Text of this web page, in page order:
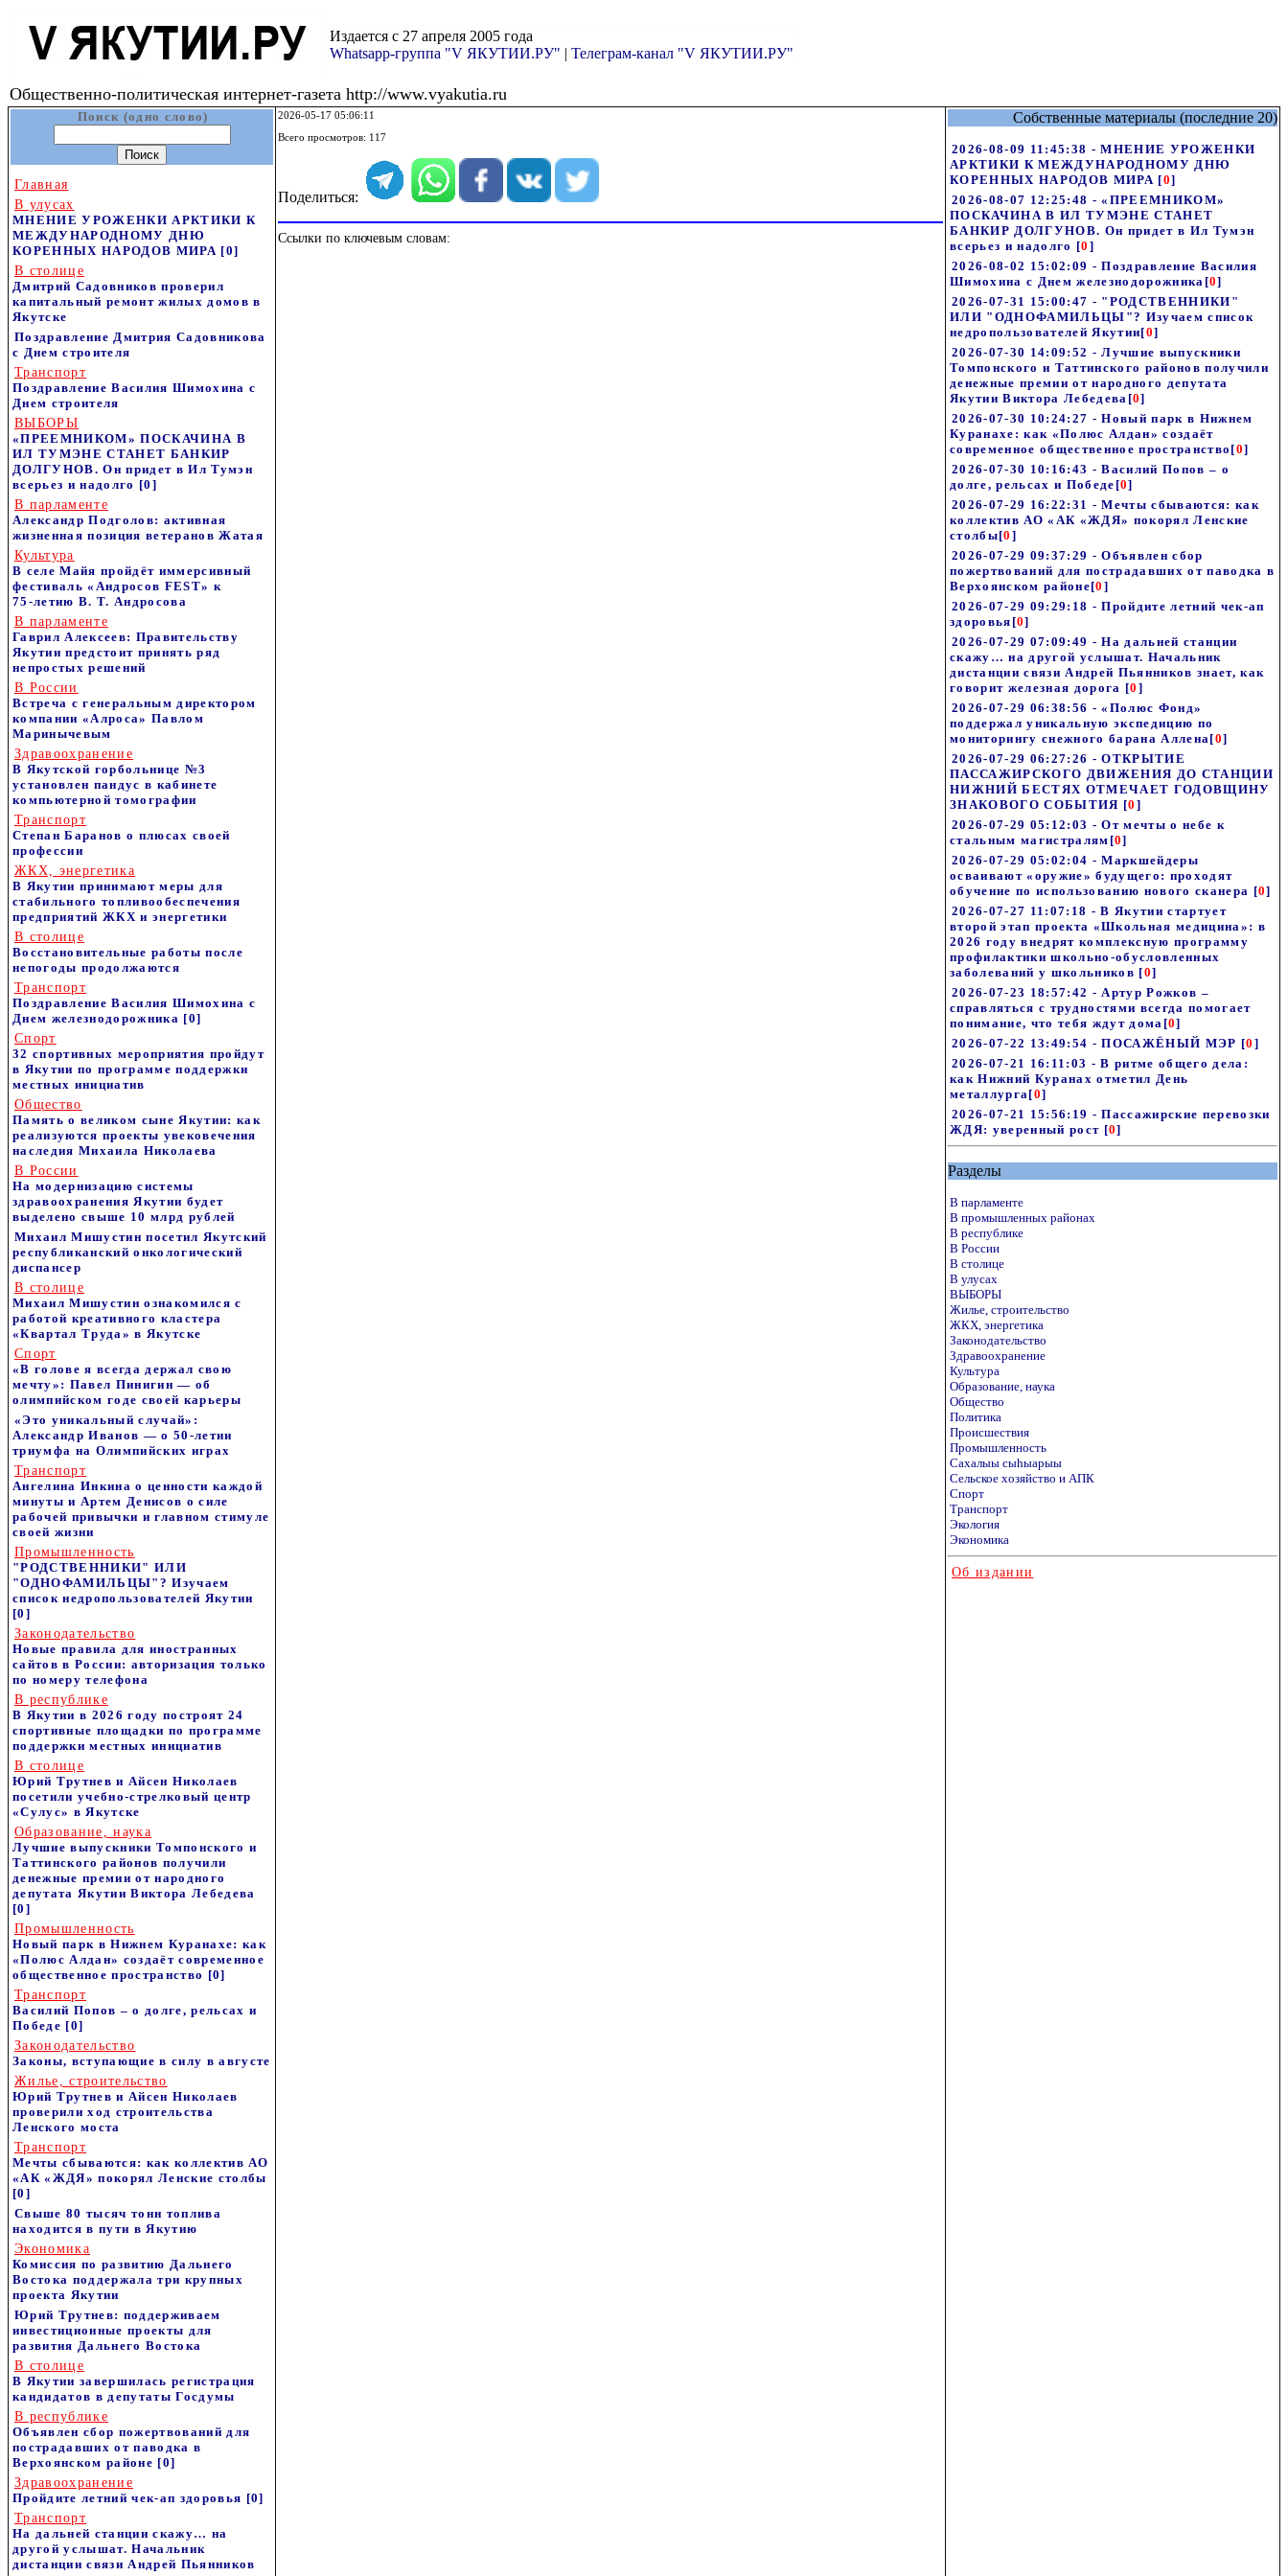
Издается с 27 апреля 2005 года
Whatsapp-группа "V ЯКУТИИ.РУ" | Телеграм-канал "V ЯКУТИИ.РУ"
Общественно-политическая интернет-газета http://www.vyakutia.ru
Поиск (одно слово)
Главная
В улусах
МНЕНИЕ УРОЖЕНКИ АРКТИКИ К
МЕЖДУНАРОДНОМУ ДНЮ
КОРЕННЫХ НАРОДОВ МИРА [0]
В столице
Дмитрий Садовников проверил
капитальный ремонт жилых домов в
Якутске
Поздравление Дмитрия Садовникова
с Днем строителя
Транспорт
Поздравление Василия Шимохина с
Днем строителя
ВЫБОРЫ
«ПРЕЕМНИКОМ» ПОСКАЧИНА В
ИЛ ТУМЭНЕ СТАНЕТ БАНКИР
ДОЛГУНОВ. Он придет в Ил Тумэн
всерьез и надолго [0]
В парламенте
Александр Подголов: активная
жизненная позиция ветеранов Жатая
Культура
В селе Майя пройдёт иммерсивный
фестиваль «Андросов FEST» к
75‑летию В. Т. Андросова
В парламенте
Гаврил Алексеев: Правительству
Якутии предстоит принять ряд
непростых решений
В России
Встреча с генеральным директором
компании «Алроса» Павлом
Маринычевым
Здравоохранение
В Якутской горбольнице №3
установлен пандус в кабинете
компьютерной томографии
Транспорт
Степан Баранов о плюсах своей
профессии
ЖКХ, энергетика
В Якутии принимают меры для
стабильного топливообеспечения
предприятий ЖКХ и энергетики
В столице
Восстановительные работы после
непогоды продолжаются
Транспорт
Поздравление Василия Шимохина с
Днем железнодорожника [0]
Спорт
32 спортивных мероприятия пройдут
в Якутии по программе поддержки
местных инициатив
Общество
Память о великом сыне Якутии: как
реализуются проекты увековечения
наследия Михаила Николаева
В России
На модернизацию системы
здравоохранения Якутии будет
выделено свыше 10 млрд рублей
Михаил Мишустин посетил Якутский
республиканский онкологический
диспансер
В столице
Михаил Мишустин ознакомился с
работой креативного кластера
«Квартал Труда» в Якутске
Спорт
«В голове я всегда держал свою
мечту»: Павел Пинигин — об
олимпийском годе своей карьеры
«Это уникальный случай»:
Александр Иванов — о 50-летии
триумфа на Олимпийских играх
Транспорт
Ангелина Инкина о ценности каждой
минуты и Артем Денисов о силе
рабочей привычки и главном стимуле
своей жизни
Промышленность
"РОДСТВЕННИКИ" ИЛИ
"ОДНОФАМИЛЬЦЫ"? Изучаем
список недропользователей Якутии
[0]
Законодательство
Новые правила для иностранных
сайтов в России: авторизация только
по номеру телефона
В республике
В Якутии в 2026 году построят 24
спортивные площадки по программе
поддержки местных инициатив
В столице
Юрий Трутнев и Айсен Николаев
посетили учебно-стрелковый центр
«Сулус» в Якутске
Образование, наука
Лучшие выпускники Томпонского и
Таттинского районов получили
денежные премии от народного
депутата Якутии Виктора Лебедева
[0]
Промышленность
Новый парк в Нижнем Куранахе: как
«Полюс Алдан» создаёт современное
общественное пространство [0]
Транспорт
Василий Попов – о долге, рельсах и
Победе [0]
Законодательство
Законы, вступающие в силу в августе
Жилье, строительство
Юрий Трутнев и Айсен Николаев
проверили ход строительства
Ленского моста
Транспорт
Мечты сбываются: как коллектив АО
«АК «ЖДЯ» покорял Ленские столбы
[0]
Свыше 80 тысяч тонн топлива
находится в пути в Якутию
Экономика
Комиссия по развитию Дальнего
Востока поддержала три крупных
проекта Якутии
Юрий Трутнев: поддерживаем
инвестиционные проекты для
развития Дальнего Востока
В столице
В Якутии завершилась регистрация
кандидатов в депутаты Госдумы
В республике
Объявлен сбор пожертвований для
пострадавших от паводка в
Верхоянском районе [0]
Здравоохранение
Пройдите летний чек-ап здоровья [0]
Транспорт
На дальней станции скажу… на
другой услышат. Начальник
дистанции связи Андрей Пьянников
2026-05-17 05:06:11
Всего просмотров: 117
Поделиться:
Ссылки по ключевым словам:
Собственные материалы (последние 20)
2026-08-09 11:45:38 - МНЕНИЕ УРОЖЕНКИ
АРКТИКИ К МЕЖДУНАРОДНОМУ ДНЮ
КОРЕННЫХ НАРОДОВ МИРА [0]
2026-08-07 12:25:48 - «ПРЕЕМНИКОМ»
ПОСКАЧИНА В ИЛ ТУМЭНЕ СТАНЕТ
БАНКИР ДОЛГУНОВ. Он придет в Ил Тумэн
всерьез и надолго [0 ]
2026-08-02 15:02:09 - Поздравление Василия
Шимохина с Днем железнодорожника [0]
2026-07-31 15:00:47 - "РОДСТВЕННИКИ"
ИЛИ "ОДНОФАМИЛЬЦЫ"? Изучаем список
недропользователей Якутии[0]
2026-07-30 14:09:52 - Лучшие выпускники
Томпонского и Таттинского районов получили
денежные премии от народного депутата
Якутии Виктора Лебедева [0]
2026-07-30 10:24:27 - Новый парк в Нижнем
Куранахе: как «Полюс Алдан» создаёт
современное общественное пространство [0]
2026-07-30 10:16:43 - Василий Попов – о
долге, рельсах и Победе [0]
2026-07-29 16:22:31 - Мечты сбываются: как
коллектив АО «АК «ЖДЯ» покорял Ленские
столбы[0 ]
2026-07-29 09:37:29 - Объявлен сбор
пожертвований для пострадавших от паводка в
Верхоянском районе[0 ]
2026-07-29 09:29:18 - Пройдите летний чек-ап
здоровья [0]
2026-07-29 07:09:49 - На дальней станции
скажу… на другой услышат. Начальник
дистанции связи Андрей Пьянников знает, как
говорит железная дорога [0 ]
2026-07-29 06:38:56 - «Полюс Фонд»
поддержал уникальную экспедицию по
мониторингу снежного барана Аллена[0]
2026-07-29 06:27:26 - ОТКРЫТИЕ
ПАССАЖИРСКОГО ДВИЖЕНИЯ ДО СТАНЦИИ
НИЖНИЙ БЕСТЯХ ОТМЕЧАЕТ ГОДОВЩИНУ
ЗНАКОВОГО СОБЫТИЯ [0 ]
2026-07-29 05:12:03 - От мечты о небе к
стальным магистралям [0]
2026-07-29 05:02:04 - Маркшейдеры
осваивают «оружие» будущего: проходят
обучение по использованию нового сканера [0]
2026-07-27 11:07:18 - В Якутии стартует
второй этап проекта «Школьная медицина»: в
2026 году внедрят комплексную программу
профилактики школьно-обусловленных
заболеваний у школьников [0]
2026-07-23 18:57:42 - Артур Рожков –
справляться с трудностями всегда помогает
понимание, что тебя ждут дома [0]
2026-07-22 13:49:54 - ПОСАЖЁНЫЙ МЭР [0 ]
2026-07-21 16:11:03 - В ритме общего дела:
как Нижний Куранах отметил День
металлурга[0]
2026-07-21 15:56:19 - Пассажирские перевозки
ЖДЯ: уверенный рост [0]
Разделы
В парламенте
В промышленных районах
В республике
В России
В столице
В улусах
ВЫБОРЫ
Жилье, строительство
ЖКХ, энергетика
Законодательство
Здравоохранение
Культура
Образование, наука
Общество
Политика
Происшествия
Промышленность
Сахалыы сыhыарыы
Сельское хозяйство и АПК
Спорт
Транспорт
Экология
Экономика
Об издании